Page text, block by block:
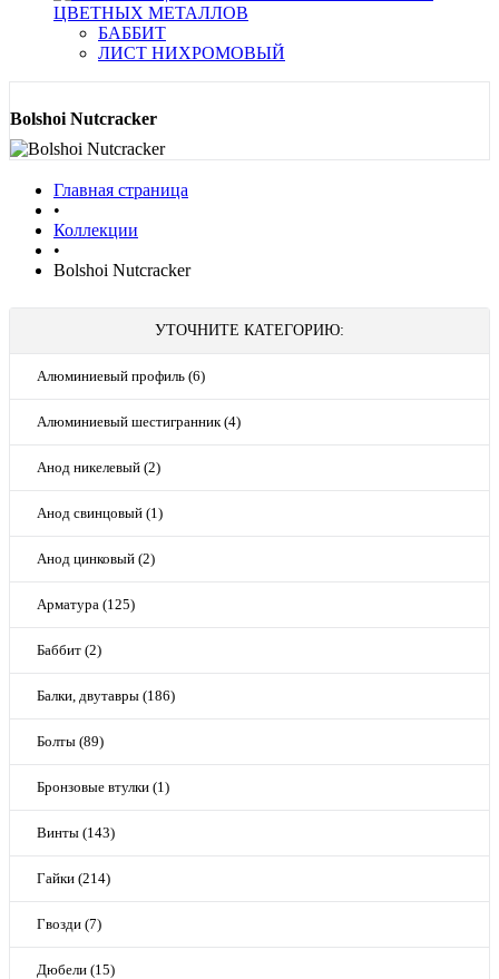
ЦВЕТНЫХ МЕТАЛЛОВ
БАББИТ
ЛИСТ НИХРОМОВЫЙ
Bolshoi Nutcracker
Главная страница
•
Коллекции
•
Bolshoi Nutcracker
УТОЧНИТЕ КАТЕГОРИЮ:
Алюминиевый профиль (6)
Алюминиевый шестигранник (4)
Анод никелевый (2)
Анод свинцовый (1)
Анод цинковый (2)
Арматура (125)
Баббит (2)
Балки, двутавры (186)
Болты (89)
Бронзовые втулки (1)
Винты (143)
Гайки (214)
Гвозди (7)
Дюбели (15)